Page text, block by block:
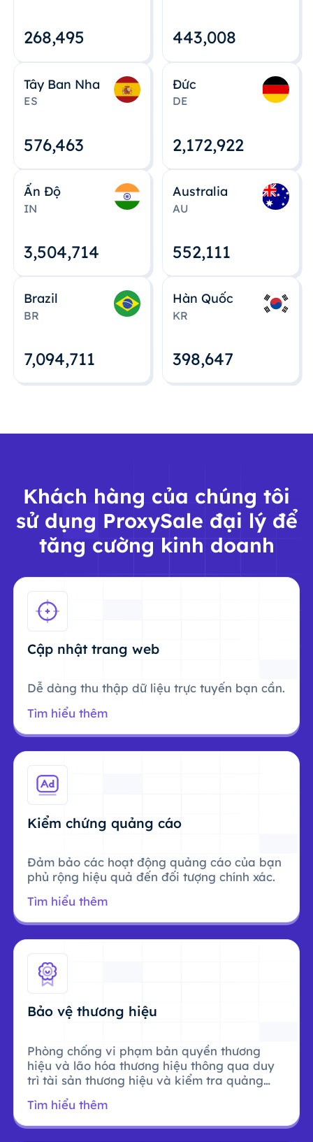
268,495 443,008
Tây Ban Nha
ES
576,463
Đức
DE
2,172,922
Ấn Độ
IN
3,504,715
Australia
AU
552,112
Brazil
BR
7,094,712
Hàn Quốc
KR
398,648
Khách hàng của chúng tôi
sử dụng ProxySale đại lý để
tăng cường kinh doanh
Cập nhật trang web
Dễ dàng thu thập dữ liệu trực tuyến bạn cần.
Tìm hiểu thêm
Kiểm chứng quảng cáo
Đảm bảo các hoạt động quảng cáo của bạn
phủ rộng hiệu quả đến đối tượng chính xác.
Tìm hiểu thêm
Bảo vệ thương hiệu
Phòng chống vi phạm bản quyền thương
hiệu và lão hóa thương hiệu thông qua duy
trì tài sản thương hiệu và kiểm tra quảng
Tìm hiểu thêm